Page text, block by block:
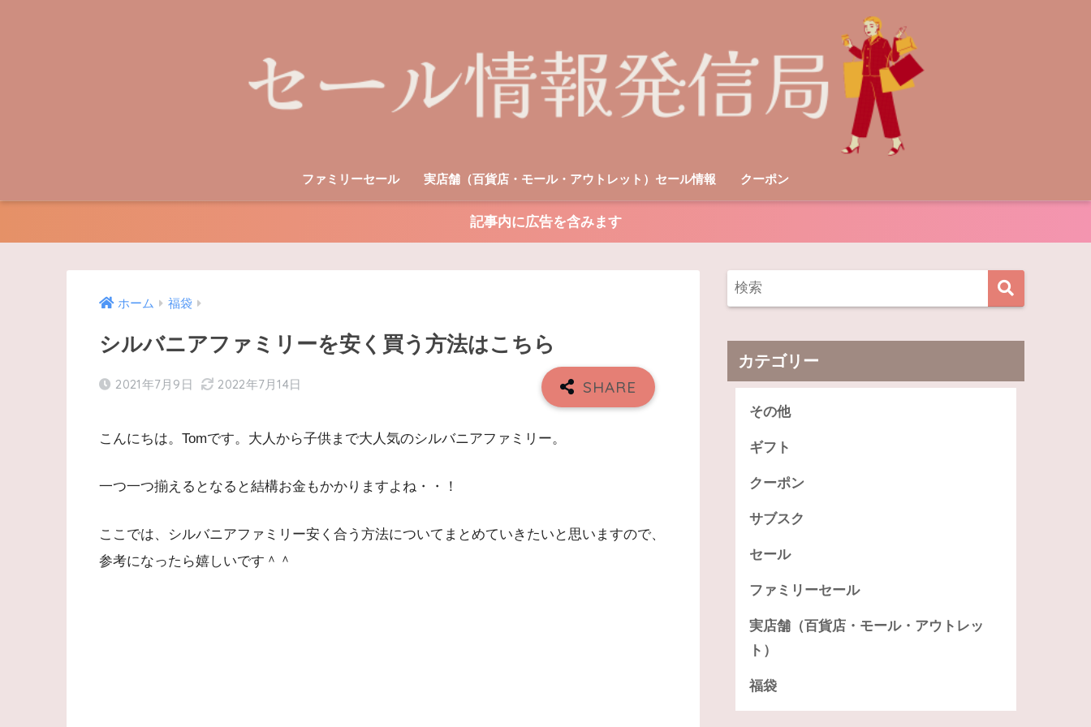
ファミリーセール 実店舗（百貨店・モール・アウトレット）セール情報 クーポン
記事内に広告を含みます
ホーム 福袋
シルバニアファミリーを安く買う方法はこちら
2021年7月9日 2022年7月14日
こんにちは。Tomです。大人から子供まで大人気のシルバニアファミリー。
一つ一つ揃えるとなると結構お金もかかりますよね・・！
ここでは、シルバニアファミリー安く合う方法についてまとめていきたいと思いますので、
参考になったら嬉しいです＾＾
カテゴリー
その他
ギフト
クーポン
サブスク
セール
ファミリーセール
実店舗（百貨店・モール・アウトレッ
ト）
福袋